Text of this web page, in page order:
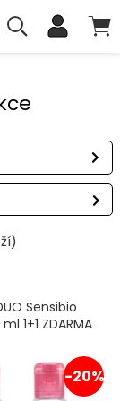
Sensibio
1+1 ZDARMA
-20%